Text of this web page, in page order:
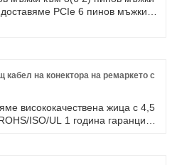
PCIe 6 пинов мъжки
на 10 години, покривайки по-
да станем ваш
партньор в Китай.
кабел на конектора на ремаркето с
висококачествена жица с 4,5
ISO/UL 1 година гаранция.